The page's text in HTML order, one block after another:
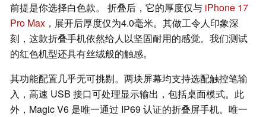
前提是你选择白色款。 折叠后，它的厚度仅与 iPhone 17
Pro Max ，展开后厚度仅为4.0毫米。其做工令人印象深
刻，这款折叠手机依然给人以坚固耐用的感觉。我们测试
的红色机型还具有丝绒般的触感。
其功能配置几乎无可挑剔。两块屏幕均支持选配触控笔输
入，高速 USB 接口可处理显示输出，包括桌面模式。此
外，Magic V6 是唯一通过 IP69 认证的折叠屏手机。唯一